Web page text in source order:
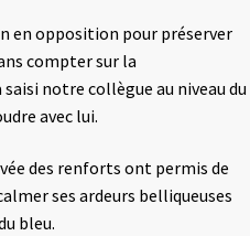
en opposition pour préserver
compter sur la
notre collègue au niveau du
avec lui.
des renforts ont permis de
ses ardeurs belliqueuses
bleu.